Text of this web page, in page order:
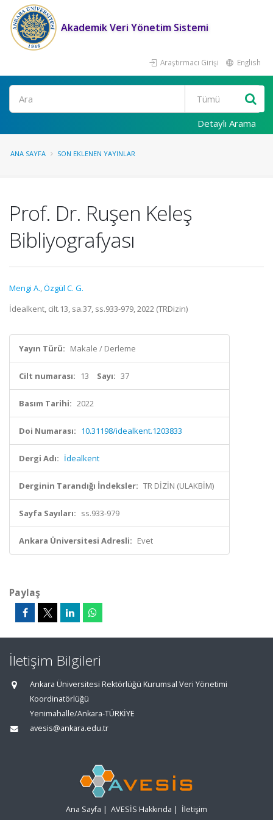
Akademik Veri Yönetim Sistemi
Araştırmacı Girişi English
Ara
Detaylı Arama
ANA SAYFA SON EKLENEN YAYINLAR
Prof. Dr. Ruşen Keleş
Bibliyografyası
Mengi A.,Özgül C. G.
İdealkent, cilt.13, sa.37, ss.933-979, 2022 (TRDizin)
Yayın Türü: Makale / Derleme
Cilt numarası: 13 Sayı: 37
Basım Tarihi: 2022
Doi Numarası: 10.31198/idealkent.1203833
Dergi Adı: İdealkent
Derginin Tarandığı İndeksler: TR DİZİN (ULAKBİM)
Sayfa Sayıları: ss.933-979
Ankara Üniversitesi Adresli: Evet
Paylaş
İletişim Bilgileri
Ankara Üniversitesi Rektörlüğü Kurumsal Veri Yönetimi
Koordinatörlüğü
Yenimahalle/Ankara-TÜRKİYE
avesis@ankara.edu.tr
Ana Sayfa | AVESİS Hakkında | İletişim